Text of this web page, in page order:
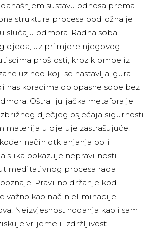
sustavu odnosa prema
struktura procesa podložna je
slučaju odmora. Radna soba
djeda, uz primjere njegovog
prošlosti, kroz klompe iz
uz hod koji se nastavlja, gura
nas koracima do opasne sobe bez
Oštra ljuljačka metafora je
dječjeg osjećaja sigurnosti
materijalu djeluje zastrašujuće.
način otklanjanja boli
slika pokazuje nepravilnosti.
meditativnog procesa rada
Pravilno držanje kod
važno kao način eliminacije
Neizvjesnost hodanja kao i sam
vrijeme i izdržljivost.